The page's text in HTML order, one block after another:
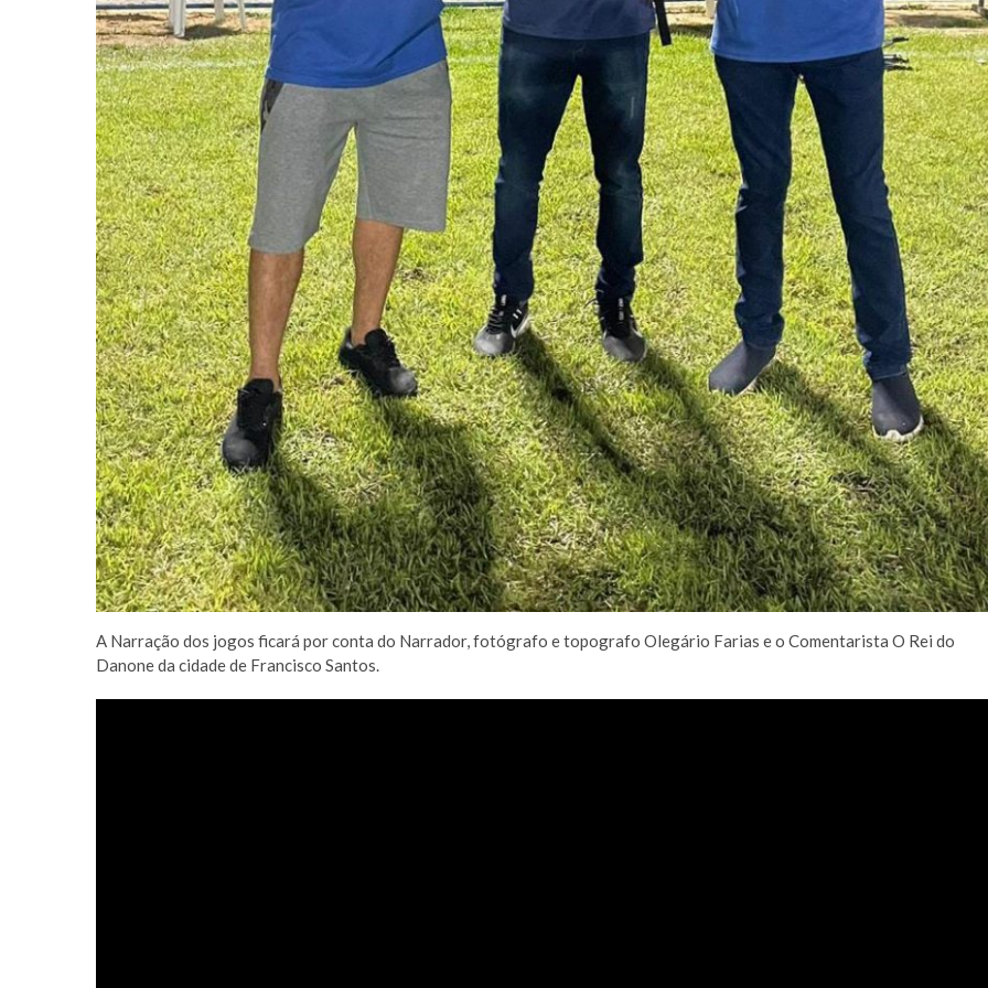
A Narração dos jogos ficará por conta do Narrador, fotógrafo e topografo Olegário Farias e o Comentarista O Rei do
Danone da cidade de Francisco Santos.